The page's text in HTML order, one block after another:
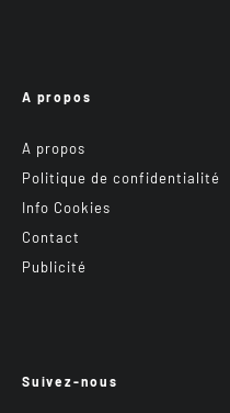
A propos
A propos
Politique de confidentialité
Info Cookies
Contact
Publicité
Suivez-nous